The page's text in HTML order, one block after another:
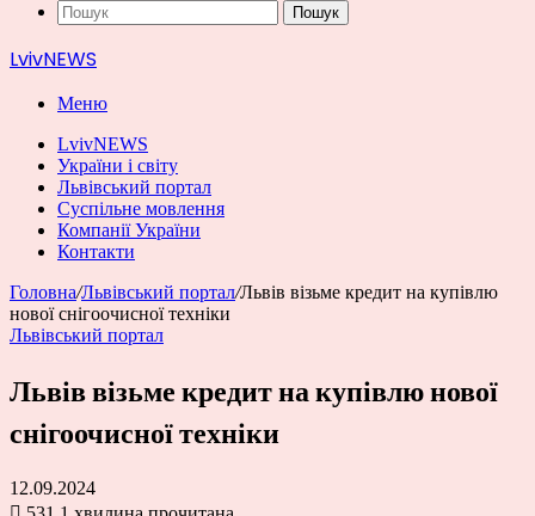
Пошук
LvivNEWS
Меню
LvivNEWS
України і світу
Львівський портал
Суспільне мовлення
Компанії України
Контакти
Головна/Львівський портал/Львів візьме кредит на купівлю
нової снігоочисної техніки
Львівський портал
Львів візьме кредит на купівлю нової
снігоочисної техніки
12.09.2024